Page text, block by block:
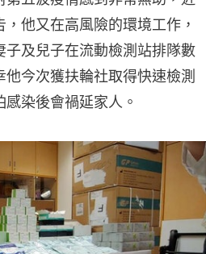
他又在高風險的環境工作，
及兒子在流動檢測站排隊數
今次獲扶輪社取得快速檢測
染後會禍延家人。